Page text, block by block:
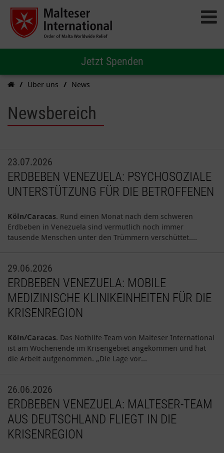
Jetzt Spenden
Über uns News
Newsbereich
23.07.2026
ERDBEBEN VENEZUELA: PSYCHOSOZIALE
UNTERSTÜTZUNG FÜR DIE BETROFFENEN
Köln/Caracas. Rund einen Monat nach dem schweren
Erdbeben in Venezuela sind vermutlich noch immer
tausende Menschen unter den Trümmern verschüttet.…
29.06.2026
ERDBEBEN VENEZUELA: MOBILE
MEDIZINISCHE KLINIKEINHEITEN FÜR DIE
KRISENREGION
Köln/Caracas. Das Nothilfe-Team von Malteser International
ist am Wochenende im Krisengebiet angekommen und hat
die Arbeit aufgenommen. „Die Lage vor…
26.06.2026
ERDBEBEN VENEZUELA: MALTESER-TEAM
AUS DEUTSCHLAND FLIEGT IN DIE
KRISENREGION